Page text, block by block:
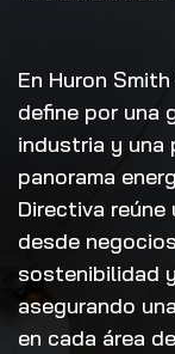
En Huron
define por una
industria y una
panorama
Directiva reúne
desde
sostenibilidad
asegurando
en cada área